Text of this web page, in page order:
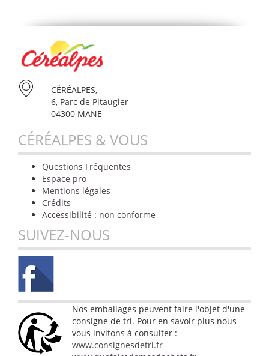
CÉRÉALPES,
6, Parc de Pitaugier
04300 MANE
CÉRÉALPES & VOUS
Questions Fréquentes
Espace pro
Mentions légales
Crédits
Accessibilité : non conforme
SUIVEZ-NOUS
Nos emballages peuvent faire l'objet d'une
consigne de tri. Pour en savoir plus nous
vous invitons à consulter :
www.consignesdetri.fr